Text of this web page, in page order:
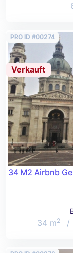
PRO ID #00274
Verkauft
34 M2 Airbnb
34 m2 /